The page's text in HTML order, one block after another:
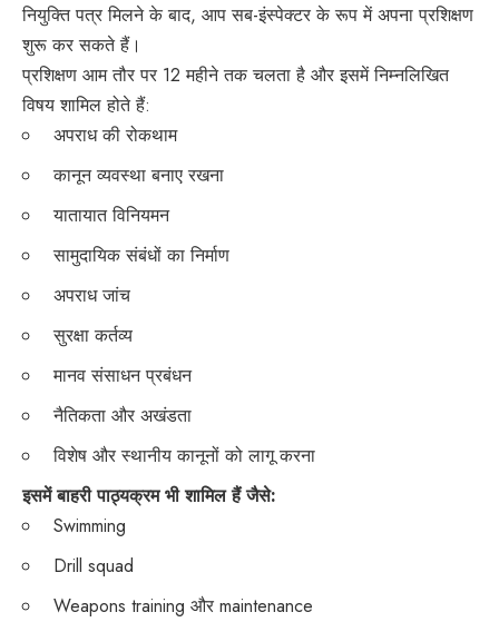
नियुक्ति पत्र मिलने के बाद, आप सब-इंस्पेक्टर के रूप में अपना प्रशिक्षण
शुरू कर सकते हैं।
प्रशिक्षण आम तौर पर 12 महीने तक चलता है और इसमें निम्नलिखित
विषय शामिल होते हैं:
अपराध की रोकथाम
कानून व्यवस्था बनाए रखना
यातायात विनियमन
सामुदायिक संबंधों का निर्माण
अपराध जांच
सुरक्षा कर्तव्य
मानव संसाधन प्रबंधन
नैतिकता और अखंडता
विशेष और स्थानीय कानूनों को लागू करना
इसमें बाहरी पाठ्यक्रम भी शामिल हैं जैसे:
Swimming
Drill squad
Weapons training और maintenance